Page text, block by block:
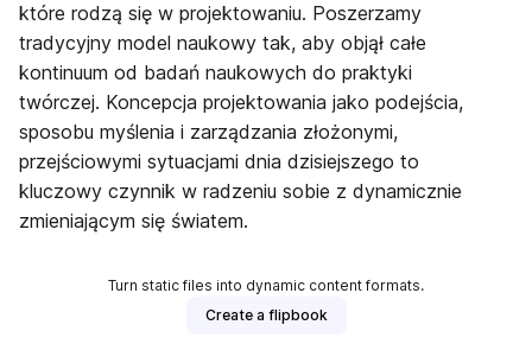
które rodzą się w projektowaniu. Poszerzamy
tradycyjny model naukowy tak, aby objął całe
kontinuum od badań naukowych do praktyki
twórczej. Koncepcja projektowania jako podejścia,
sposobu myślenia i zarządzania złożonymi,
przejściowymi sytuacjami dnia dzisiejszego to
kluczowy czynnik w radzeniu sobie z dynamicznie
zmieniającym się światem.
Turn static files into dynamic content formats.
Create a flipbook